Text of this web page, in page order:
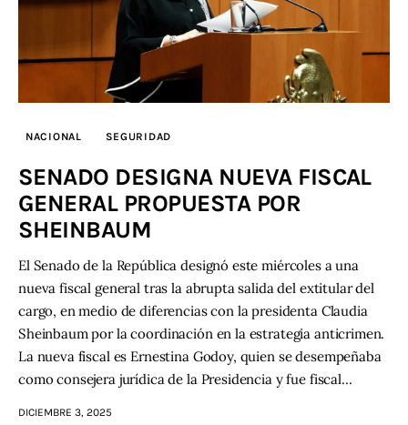
NACIONAL SEGURIDAD
SENADO DESIGNA NUEVA FISCAL
GENERAL PROPUESTA POR
SHEINBAUM
El Senado de la República designó este miércoles a una
nueva fiscal general tras la abrupta salida del extitular del
cargo, en medio de diferencias con la presidenta Claudia
Sheinbaum por la coordinación en la estrategia anticrimen.
La nueva fiscal es Ernestina Godoy, quien se desempeñaba
como consejera jurídica de la Presidencia y fue fiscal…
DICIEMBRE 3, 2025